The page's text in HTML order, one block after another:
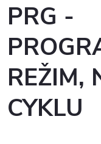
PRG -
REŽIM,
CYKLU